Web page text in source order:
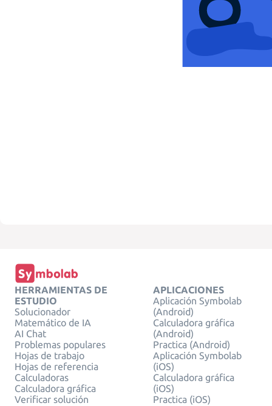
HERRAMIENTAS DE
ESTUDIO
Solucionador
Matemático de IA
AI Chat
Problemas populares
Hojas de trabajo
Hojas de referencia
Calculadoras
Calculadora gráfica
Verificar solución
APLICACIONES
Aplicación Symbolab
(Android)
Calculadora gráfica
(Android)
Practica (Android)
Aplicación Symbolab
(iOS)
Calculadora gráfica
(iOS)
Practica (iOS)